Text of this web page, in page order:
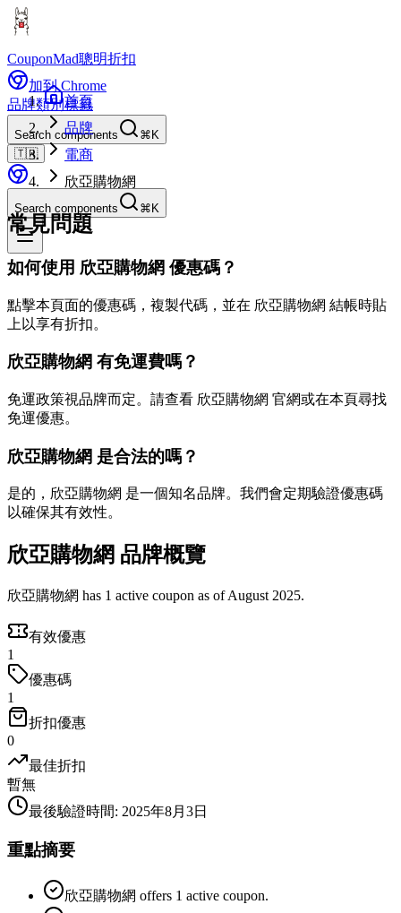
CouponMad聰明折扣
加到 Chrome
品牌類別標籤
Search components
⌘K
🇹🇼
Search components ⌘K
首頁
品牌
電商
欣亞購物網
常見問題
如何使用 欣亞購物網 優惠碼？
點擊本頁面的優惠碼，複製代碼，並在 欣亞購物網 結帳時貼
上以享有折扣。
欣亞購物網 有免運費嗎？
免運政策視品牌而定。請查看 欣亞購物網 官網或在本頁尋找
免運優惠。
欣亞購物網 是合法的嗎？
是的，欣亞購物網 是一個知名品牌。我們會定期驗證優惠碼
以確保其有效性。
欣亞購物網 品牌概覽
欣亞購物網 has 1 active coupon as of August 2025.
有效優惠
1
優惠碼
1
折扣優惠
0
最佳折扣
暫無
最後驗證時間: 2025年8月3日
重點摘要
欣亞購物網 offers 1 active coupon.